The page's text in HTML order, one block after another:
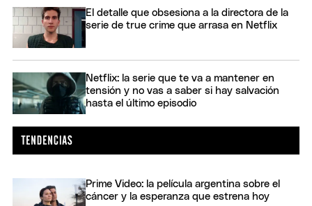
El detalle que obsesiona a la directora de la
serie de true crime que arrasa en Netflix
Netflix: la serie que te va a mantener en
tensión y no vas a saber si hay salvación
hasta el último episodio
Prime Video: la película argentina sobre el
cáncer y la esperanza que estrena hoy